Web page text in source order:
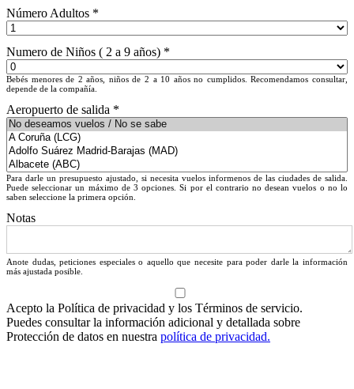
Número Adultos *
Numero de Niños ( 2 a 9 años) *
Bebés menores de 2 años, niños de 2 a 10 años no cumplidos. Recomendamos consultar,
depende de la compañía.
Aeropuerto de salida *
Para darle un presupuesto ajustado, si necesita vuelos informenos de las ciudades de salida.
Puede seleccionar un máximo de 3 opciones. Si por el contrario no desean vuelos o no lo
saben seleccione la primera opción.
Notas
Anote dudas, peticiones especiales o aquello que necesite para poder darle la información
más ajustada posible.
Acepto la Política de privacidad y los Términos de servicio.
Puedes consultar la información adicional y detallada sobre
Protección de datos en nuestra política de privacidad.